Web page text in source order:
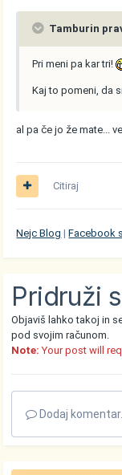
Tamburin
Pri meni pa kar tri!
Kaj to pomeni, da
al pa če jo že mate...
Citiraj
Nejc Blog |Facebook
Pridruži
Objaviš lahko takoj in
pod svojim računom.
Note: Your post will
Dodaj